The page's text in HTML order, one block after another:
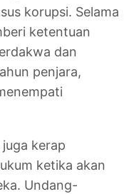
korupsi. Selama
ketentuan
dan
penjara,
kerap
ketika akan
Undang-